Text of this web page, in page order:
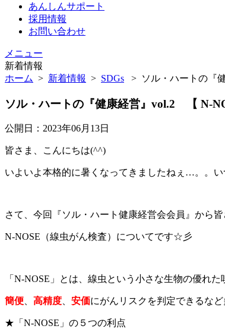
あんしんサポート
採用情報
お問い合わせ
メニュー
新着情報
ホーム > 新着情報 > SDGs > ソル・ハートの『
ソル・ハートの『健康経営』vol.2 【 N-
公開日：2023年06月13日
皆さま、こんにちは(^^)
いよいよ本格的に暑くなってきましたねぇ…。。
さて、今回『ソル・ハート健康経営会会員』から皆
N-NOSE（線虫がん検査）についてです☆彡
「N-NOSE」とは、線虫という小さな生物の優れ
簡便 高精度 安価にがんリスクを判定できるな
★「N-NOSE」の５つの利点